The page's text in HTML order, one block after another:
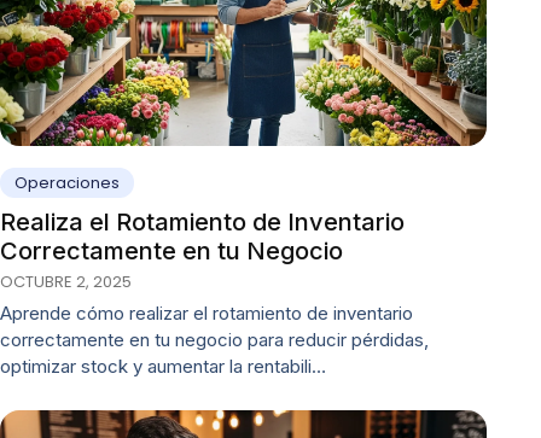
Operaciones
Realiza el Rotamiento de Inventario
Correctamente en tu Negocio
OCTUBRE 2, 2025
Aprende cómo realizar el rotamiento de inventario
correctamente en tu negocio para reducir pérdidas,
optimizar stock y aumentar la rentabili…